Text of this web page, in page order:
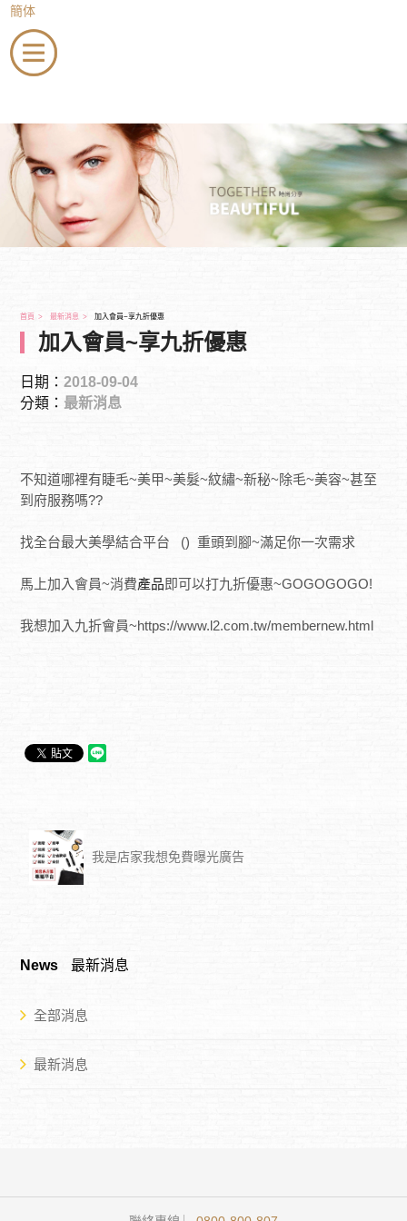
簡体
menu
美容 美髮 新秘
到府服務 全省教學 會員專區 聯絡我們
首頁 最新消息 加入會員~享九折優惠
加入會員~享九折優惠
日期：2018-09-04
分類： 最新消息
不知道哪裡有睫毛~美甲~美髮~紋繡~新秘~除毛~美容~甚至
到府服務嗎??
找全台最大美學結合平台 () 重頭到腳~滿足你一次需求
馬上加入會員~消費產品即可以打九折優惠~GOGOGOGO!
我想加入九折會員~https://www.l2.com.tw/membernew.html
我是店家我想免費曝光廣告
News 最新消息
全部消息
最新消息